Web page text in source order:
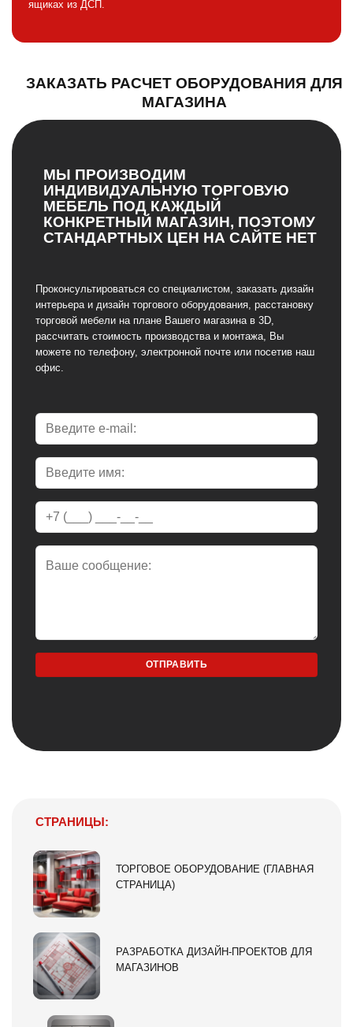
ящиках из ДСП.
ЗАКАЗАТЬ РАСЧЕТ ОБОРУДОВАНИЯ ДЛЯ
МАГАЗИНА
МЫ ПРОИЗВОДИМ
ИНДИВИДУАЛЬНУЮ ТОРГОВУЮ
МЕБЕЛЬ ПОД КАЖДЫЙ
КОНКРЕТНЫЙ МАГАЗИН, ПОЭТОМУ
СТАНДАРТНЫХ ЦЕН НА САЙТЕ НЕТ
Проконсультироваться со специалистом, заказать дизайн
интерьера и дизайн торгового оборудования, расстановку
торговой мебели на плане Вашего магазина в 3D,
рассчитать стоимость производства и монтажа, Вы
можете по телефону, электронной почте или посетив наш
офис.
СТРАНИЦЫ:
ТОРГОВОЕ ОБОРУДОВАНИЕ (ГЛАВНАЯ
СТРАНИЦА)
РАЗРАБОТКА ДИЗАЙН-ПРОЕКТОВ ДЛЯ
МАГАЗИНОВ